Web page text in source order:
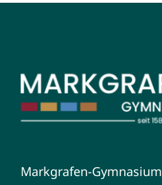
Markgrafen-Gymnasium